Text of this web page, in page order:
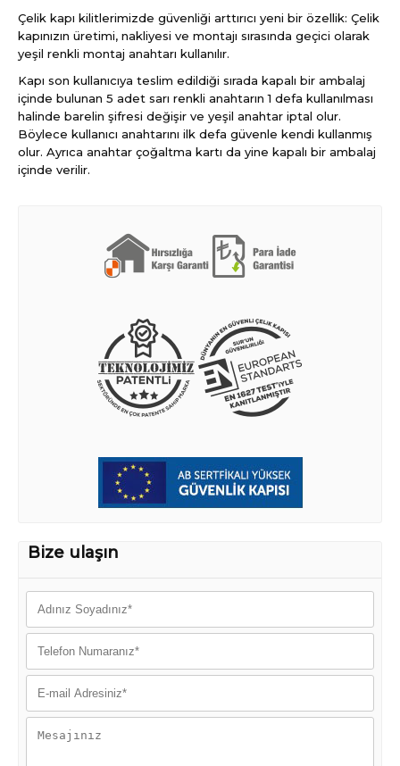
Çelik kapı kilitlerimizde güvenliği arttırıcı yeni bir özellik: Çelik
kapınızın üretimi, nakliyesi ve montajı sırasında geçici olarak
yeşil renkli montaj anahtarı kullanılır.
Kapı son kullanıcıya teslim edildiği sırada kapalı bir ambalaj
içinde bulunan 5 adet sarı renkli anahtarın 1 defa kullanılması
halinde barelin şifresi değişir ve yeşil anahtar iptal olur.
Böylece kullanıcı anahtarını ilk defa güvenle kendi kullanmış
olur. Ayrıca anahtar çoğaltma kartı da yine kapalı bir ambalaj
içinde verilir.
Bize ulaşın